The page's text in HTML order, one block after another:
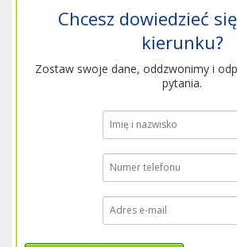
Chcesz dowiedzieć
kierunku?
Zostaw swoje dane, oddzwonimy i
pytania.